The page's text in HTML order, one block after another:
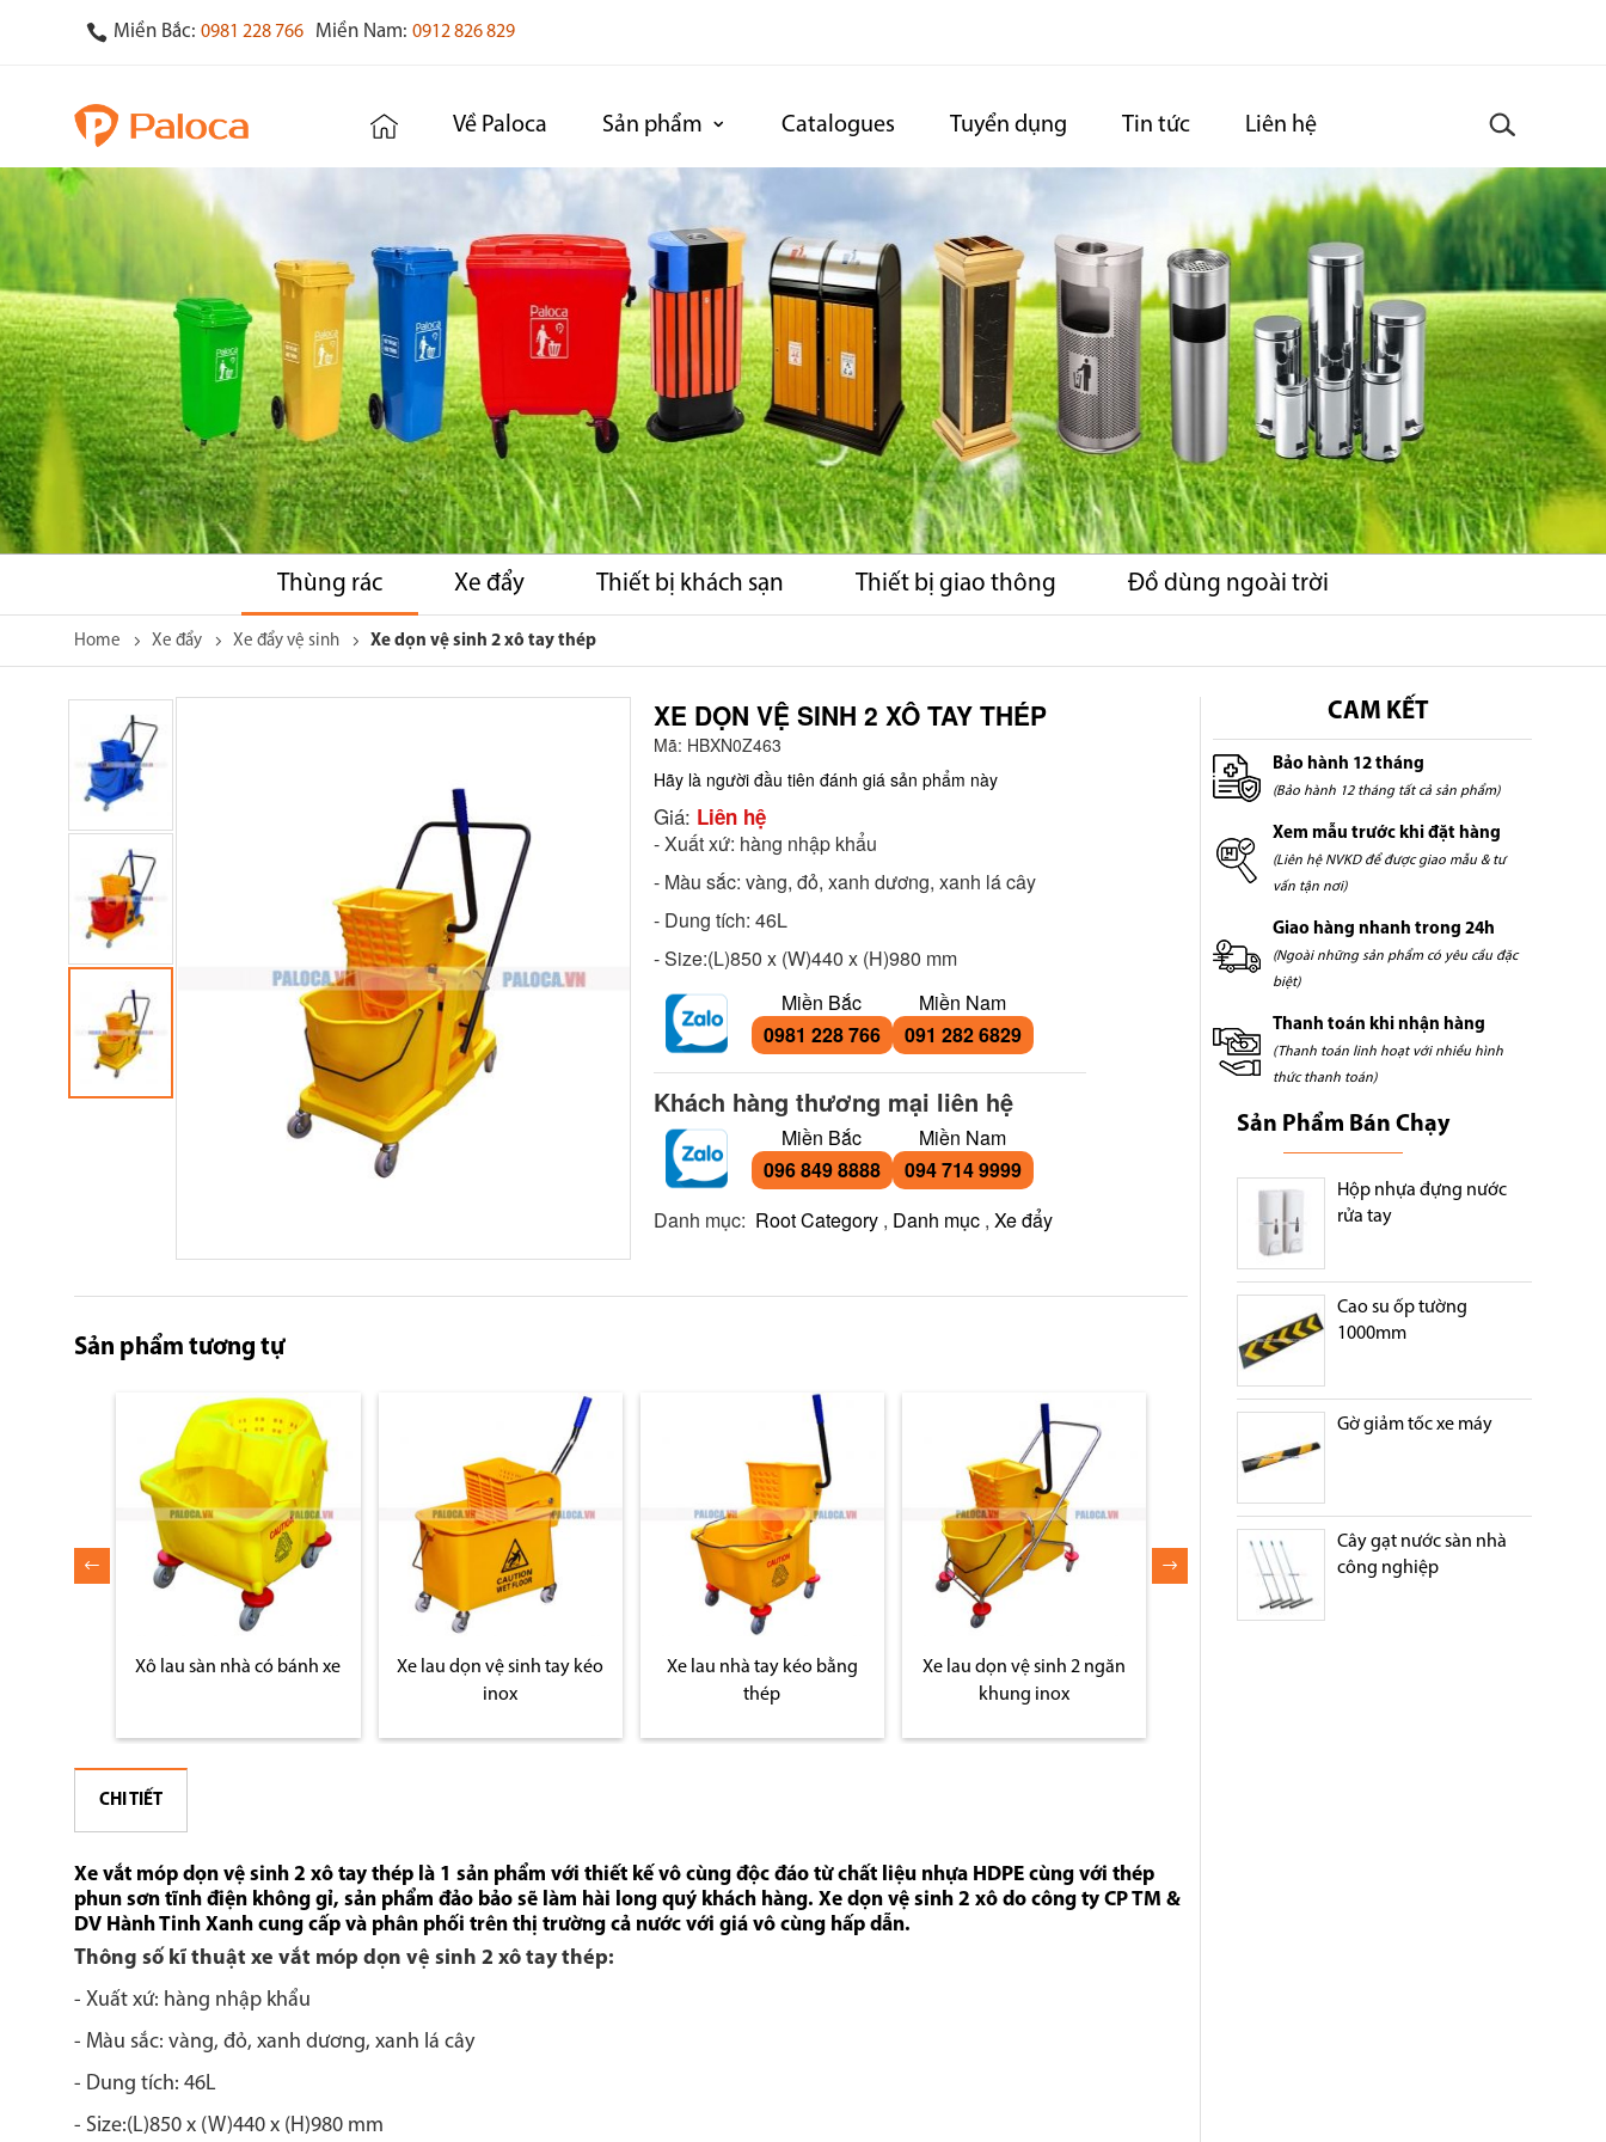
Miền Bắc: 0981 228 766 Miền Nam: 0912 826 829
Về Paloca Sản phẩm Catalogues Tuyển dụng Tin tức Liên hệ
Thùng rác Xe đẩy Thiết bị khách sạn Thiết bị giao thông Đồ dùng ngoài trời
Home Xe đẩy Xe đẩy vệ sinh Xe dọn vệ sinh 2 xô tay thép
the
end
the
images
gallery
to
beginning
XE DỌN VỆ SINH 2 XÔ TAY THÉP
Mã: HBXN0Z463
Hãy là người đầu tiên đánh giá sản phẩm này
Giá: Liên hệ
- Xuất xứ: hàng nhập khẩu
- Màu sắc: vàng, đỏ, xanh dương, xanh lá cây
- Dung tích: 46L
- Size:(L)850 x (W)440 x (H)980 mm
Miền Bắc
0981 228 766
Miền Nam
091 282 6829
Khách hàng thương mại liên hệ
Miền Bắc
096 849 8888
Miền Nam
094 714 9999
Danh mục: Root Category , Danh mục , Xe đẩy
Sản phẩm tương tự
Xô lau sàn nhà có bánh xe
Xe lau dọn vệ sinh tay kéo
inox
Xe lau nhà tay kéo bằng
thép
Xe lau dọn vệ sinh 2 ngăn
khung inox
Xe lau dọn vệ sinh 2 ngăn
34l khung inox
Xe dọn vệ sinh 2
CHI TIẾT
Xe vắt móp dọn vệ sinh 2 xô tay thép là 1 sản phẩm với thiết kế vô cùng độc đáo từ chất liệu nhựa HDPE cùng với thép
phun sơn tĩnh điện không gỉ, sản phẩm đảo bảo sẽ làm hài long quý khách hàng. Xe dọn vệ sinh 2 xô do công ty CP TM &
DV Hành Tinh Xanh cung cấp và phân phối trên thị trường cả nước với giá vô cùng hấp dẫn.
Thông số kĩ thuật xe vắt móp dọn vệ sinh 2 xô tay thép:
- Xuất xứ: hàng nhập khẩu
- Màu sắc: vàng, đỏ, xanh dương, xanh lá cây
- Dung tích: 46L
- Size:(L)850 x (W)440 x (H)980 mm
CAM KẾT
Bảo hành 12 tháng
(Bảo hành 12 tháng tất cả sản phẩm)
Xem mẫu trước khi đặt hàng
(Liên hệ NVKD để được giao mẫu & tư
vấn tận nơi)
Giao hàng nhanh trong 24h
(Ngoài những sản phẩm có yêu cầu đặc
biệt)
Thanh toán khi nhận hàng
(Thanh toán linh hoạt với nhiều hình
thức thanh toán)
Sản Phẩm Bán Chạy
Hộp nhựa đựng nước
rửa tay
Cao su ốp tường
1000mm
Gờ giảm tốc xe máy
Cây gạt nước sàn nhà
công nghiệp